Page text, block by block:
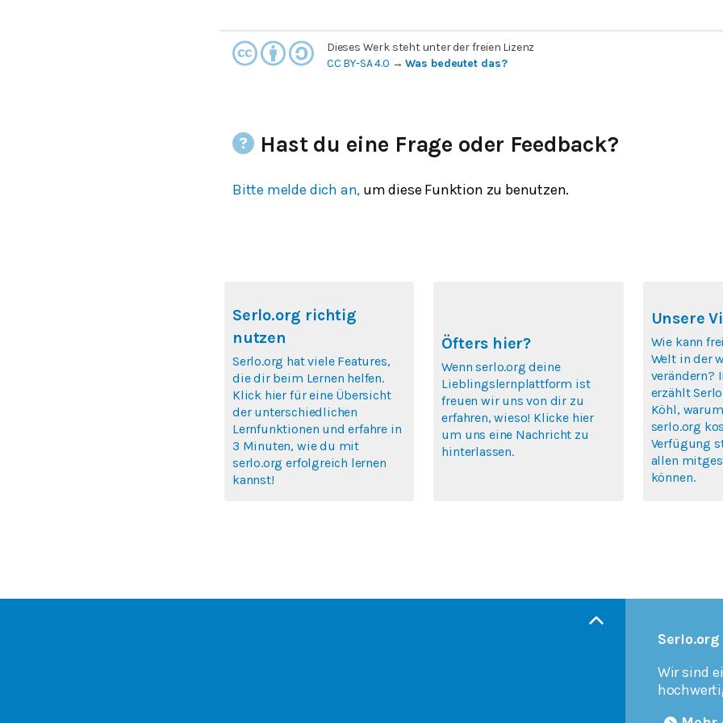
Dieses Werk steht unter der freien Lizenz
CC BY-SA 4.0 →Was bedeutet das?
Hast du eine Frage oder Feedback?
Bitte melde dich an, um diese Funktion zu benutzen.
Serlo.org richtig
nutzen
Serlo.org hat viele Features,
die dir beim Lernen helfen.
Klick hier für eine Übersicht
der unterschiedlichen
Lernfunktionen und erfahre in
3 Minuten, wie du mit
serlo.org erfolgreich lernen
kannst!
Öfters hier?
Wenn serlo.org deine
Lieblingslernplattform ist
freuen wir uns von dir zu
erfahren, wieso! Klicke hier
um uns eine Nachricht zu
hinterlassen.
Unsere
Wie kann
Welt in der
verändern?
erzählt
Köhl,
serlo.org
Verfügung
allen
können.
Wir sind